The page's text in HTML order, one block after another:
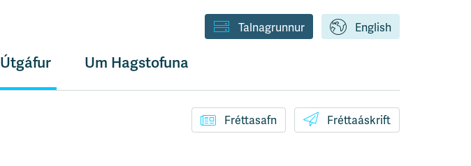
English
Talnagrunnur
Útgáfur Um Hagstofuna
Fréttasafn Fréttaáskrift